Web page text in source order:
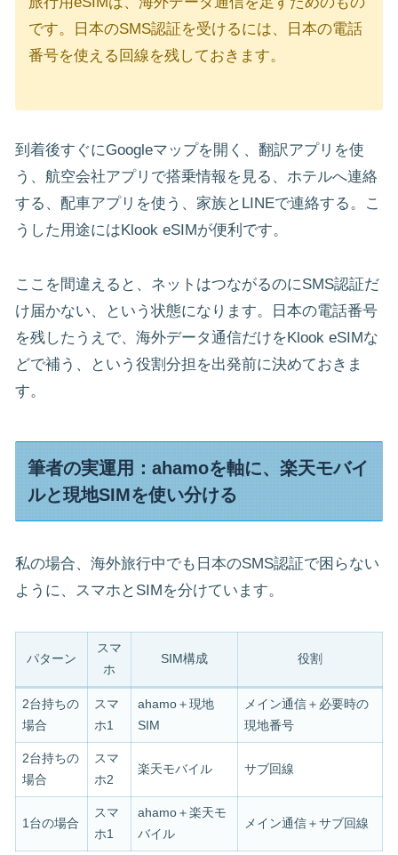
です。日本のSMS認証を受けるには、日本の電話
番号を使える回線を残しておきます。
到着後すぐにGoogleマップを開く、翻訳アプリを使
う、航空会社アプリで搭乗情報を見る、ホテルへ連絡
する、配車アプリを使う、家族とLINEで連絡する。こ
うした用途にはKlook eSIMが便利です。
ここを間違えると、ネットはつながるのにSMS認証だ
け届かない、という状態になります。日本の電話番号
を残したうえで、海外データ通信だけをKlook eSIMな
どで補う、という役割分担を出発前に決めておきま
す。
筆者の実運用：ahamoを軸に、楽天モバイ
ルと現地SIMを使い分ける
私の場合、海外旅行中でも日本のSMS認証で困らない
ように、スマホとSIMを分けています。
パターン
スマ
ホ
SIM構成 役割
2台持ちの
場合
スマ
ホ1
ahamo＋現地
SIM
メイン通信＋必要時の
現地番号
2台持ちの
場合
スマ
ホ2
楽天モバイル サブ回線
1台の場合
スマ
ホ1
ahamo＋楽天モ
バイル
メイン通信＋サブ回線